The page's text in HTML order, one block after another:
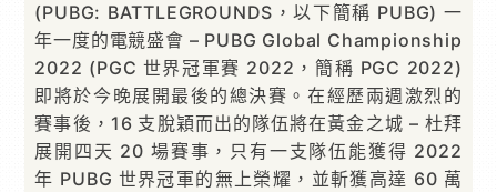
(PUBG: BATTLEGROUNDS，以下簡稱 PUBG) 一
年一度的電競盛會 – PUBG Global Championship
2022 (PGC 世界冠軍賽 2022，簡稱 PGC 2022)
即將於今晚展開最後的總決賽。在經歷兩週激烈的
賽事後，16 支脫穎而出的隊伍將在黃金之城 – 杜拜
展開四天 20 場賽事，只有一支隊伍能獲得 2022
年 PUBG 世界冠軍的無上榮耀，並斬獲高達 60 萬